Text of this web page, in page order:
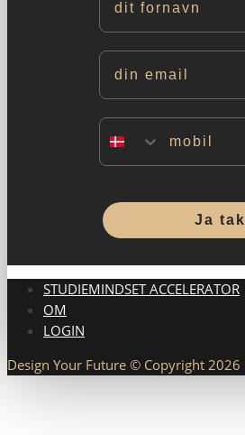
Email
Mobil
Ja tak
STUDIEMINDSET ACCELERATOR
OM
LOGIN
Design Your Future © Copyright 2026